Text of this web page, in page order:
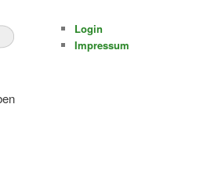
Login
Impressum